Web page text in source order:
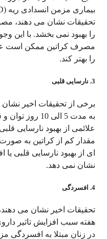
تحقیقات نشان می دهند،
را بهبود نمی بخشد. با این
مصرف کراتین ممکن است
را بهتر کند.
3. نارسایی قلبی
برخی از تحقیقات اخیر
به مدت 5 الی
علائمی از بهبود نارسایی
مقدار کم از کراتین به
ای از بهبود نارسایی قلبی یا
نشان نمی دهد.
4. افسردگی
هفته سبب افزایش تاثیر
در زنان مبتلا به افسردگی